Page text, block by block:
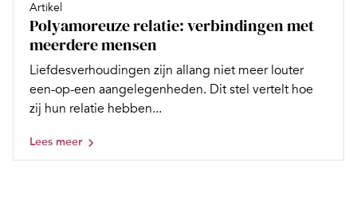
Artikel
Polyamoreuze relatie: verbindingen met
meerdere mensen
Liefdesverhoudingen zijn allang niet meer louter
een-op-een aangelegenheden. Dit stel vertelt hoe
zij hun relatie hebben...
Lees meer